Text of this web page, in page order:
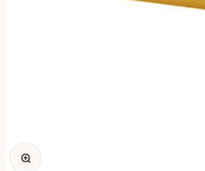
Zoomer sur l'image